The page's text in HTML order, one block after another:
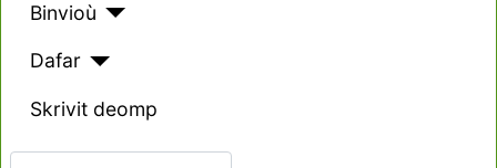
Binvioù
Dafar
Skrivit deomp